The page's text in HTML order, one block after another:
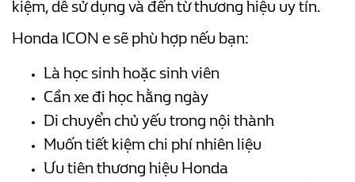
kiệm, dễ sử dụng và đến từ thương hiệu uy tín.
Honda ICON e sẽ phù hợp nếu bạn:
Là học sinh hoặc sinh viên
Cần xe đi học hằng ngày
Di chuyển chủ yếu trong nội thành
Muốn tiết kiệm chi phí nhiên liệu
Ưu tiên thương hiệu Honda